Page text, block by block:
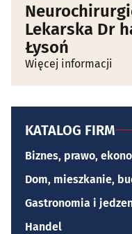
Lekarska Dr
Łysoń
Więcej informacji
KATALOG FIRM
Biznes, prawo,
Dom, mieszkanie,
Gastronomia i
Handel